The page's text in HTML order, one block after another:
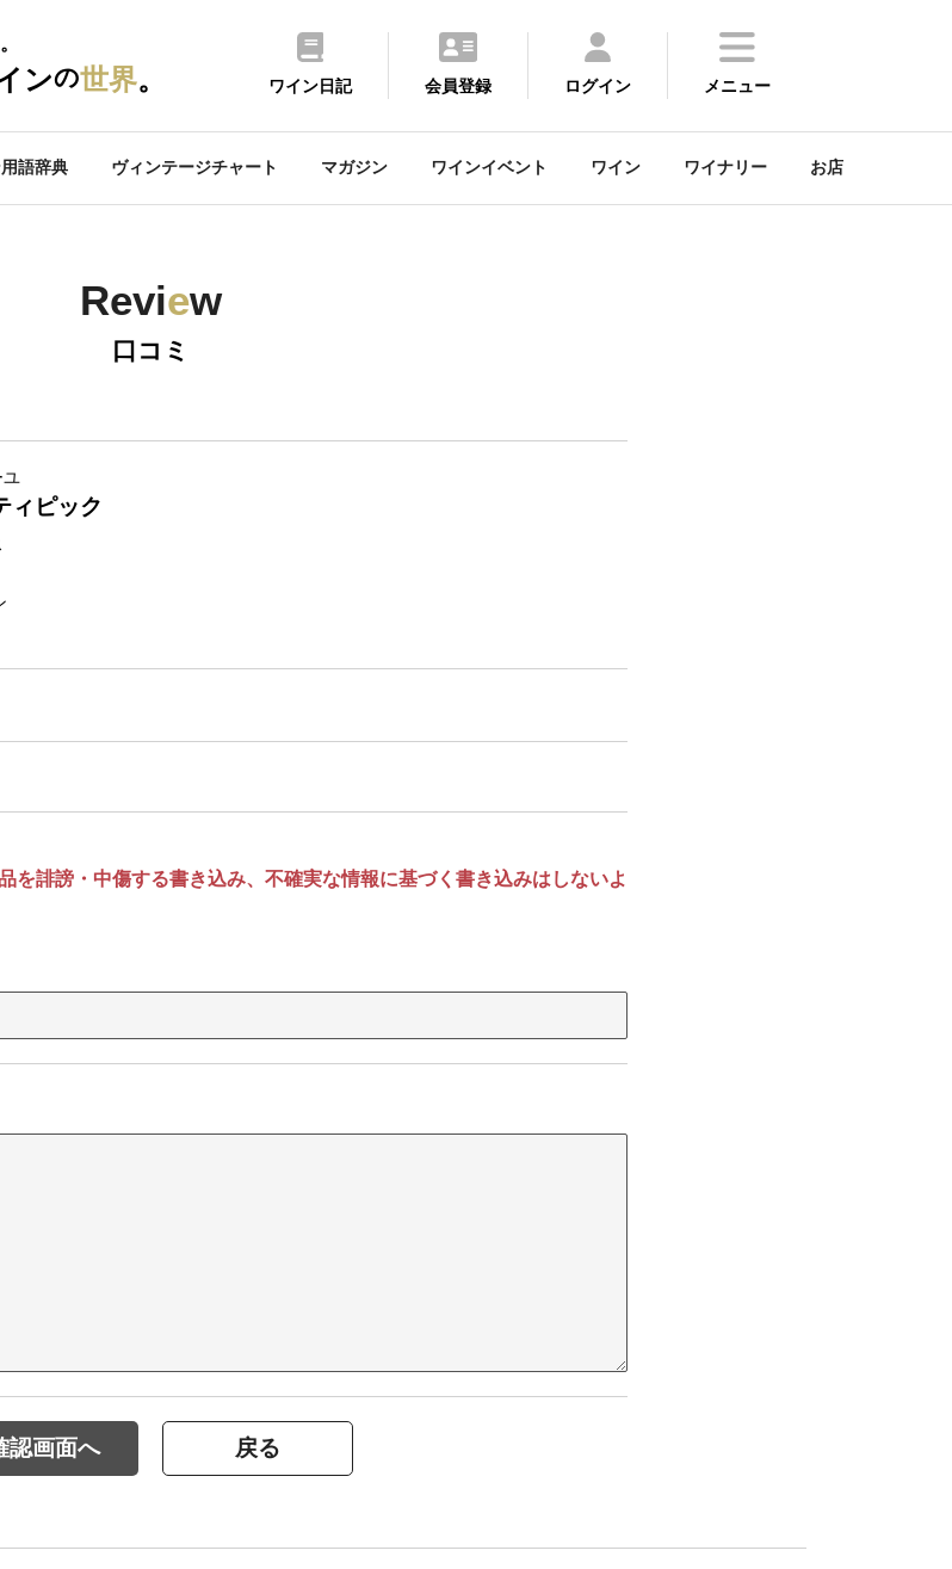
ンの世界。 ワイン日記 会員登録 ログイン メニュー
語辞典 ヴィンテージチャート マガジン ワインイベント ワイン ワイナリー お店
Review
口コミ
ィピック
を誹謗・中傷する書き込み、不確実な情報に基づく書き込みはしないよ
認画面へ 戻る